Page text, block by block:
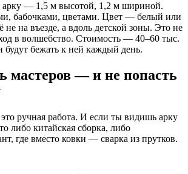
арку — 1,5 м высотой, 1,2 м шириной.
бабочками, цветами. Цвет — белый или
не на въезде, а вдоль детской зоны. Это не
в волшебство. Стоимость — 40–60 тыс.
будут бежать к ней каждый день.
мастеров — и не попасть
ручная работа. И если ты видишь арку
либо китайская сборка, либо
где вместо ковки — сварка из прутков.